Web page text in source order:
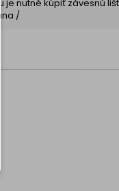
je nutné kúpiť závesnú
/